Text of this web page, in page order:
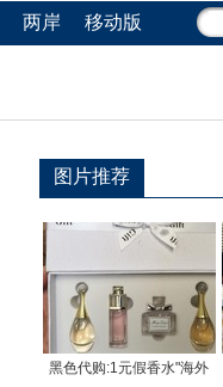
两岸 移动版
图片推荐
黑色代购:1元假香水"海外